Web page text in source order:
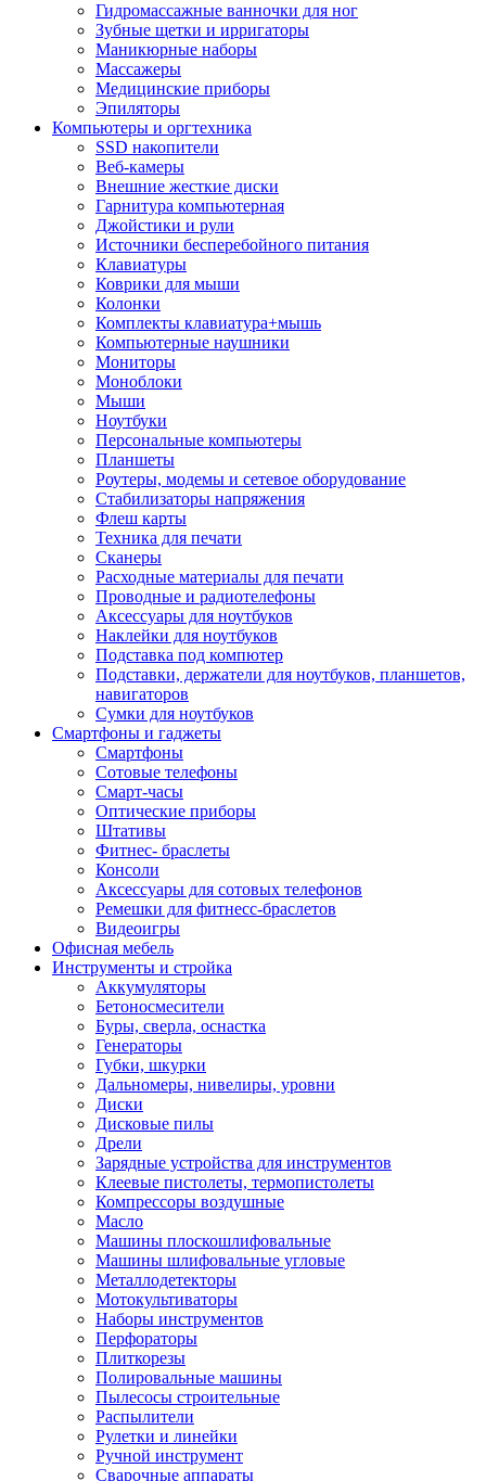
Гидромассажные ванночки для ног
Зубные щетки и ирригаторы
Маникюрные наборы
Массажеры
Медицинские приборы
Эпиляторы
Компьютеры и оргтехника
SSD накопители
Веб-камеры
Внешние жесткие диски
Гарнитура компьютерная
Джойстики и рули
Источники бесперебойного питания
Клавиатуры
Коврики для мыши
Колонки
Комплекты клавиатура+мышь
Компьютерные наушники
Мониторы
Моноблоки
Мыши
Ноутбуки
Персональные компьютеры
Планшеты
Роутеры, модемы и сетевое оборудование
Стабилизаторы напряжения
Флеш карты
Техника для печати
Сканеры
Расходные материалы для печати
Проводные и радиотелефоны
Аксессуары для ноутбуков
Наклейки для ноутбуков
Подставка под компютер
Подставки, держатели для ноутбуков, планшетов,
навигаторов
Сумки для ноутбуков
Смартфоны и гаджеты
Смартфоны
Сотовые телефоны
Смарт-часы
Оптические приборы
Штативы
Фитнес- браслеты
Консоли
Аксессуары для сотовых телефонов
Ремешки для фитнесс-браслетов
Видеоигры
Офисная мебель
Инструменты и стройка
Аккумуляторы
Бетоносмесители
Буры, сверла, оснастка
Генераторы
Губки, шкурки
Дальномеры, нивелиры, уровни
Диски
Дисковые пилы
Дрели
Зарядные устройства для инструментов
Клеевые пистолеты, термопистолеты
Компрессоры воздушные
Масло
Машины плоскошлифовальные
Машины шлифовальные угловые
Металлодетекторы
Мотокультиваторы
Наборы инструментов
Перфораторы
Плиткорезы
Полировальные машины
Пылесосы строительные
Распылители
Рулетки и линейки
Ручной инструмент
Сварочные аппараты